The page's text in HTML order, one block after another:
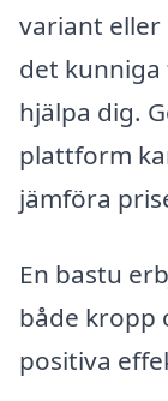
variant
det
hjälpa dig.
plattform
jämföra
En bastu
både kropp
positiva